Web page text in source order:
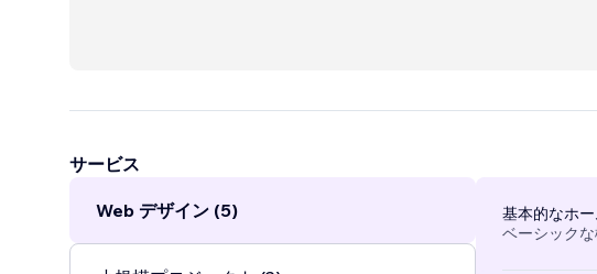
サービス
Web デザイン (5)
基本的なホ
ベーシック